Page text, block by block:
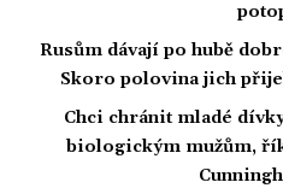
Rusům dávají po hubě
Skoro polovina jich
Chci chránit mladé
biologickým mužům,